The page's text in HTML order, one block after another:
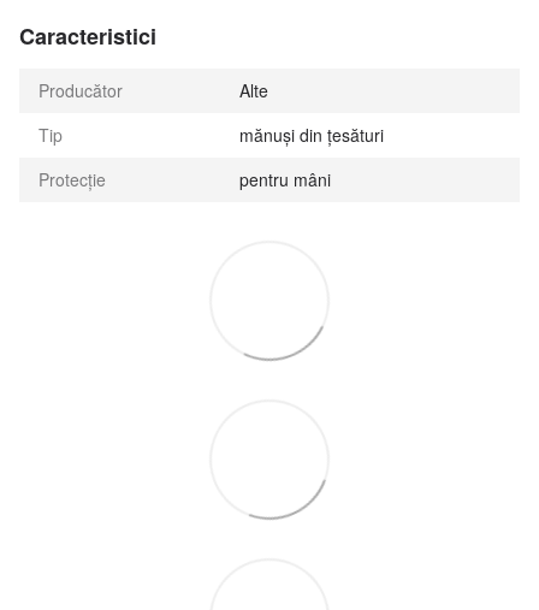
Caracteristici
Producător
Alte
Tip
mănuși din țesături
Protecție
pentru mâni